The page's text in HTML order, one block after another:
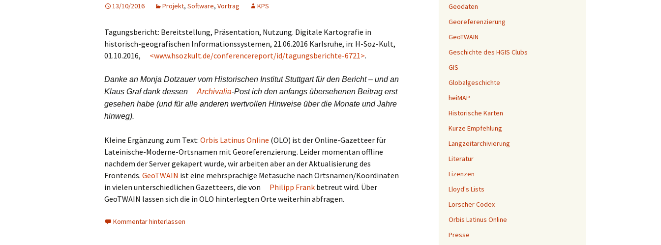
13/10/2016 Projekt, Software, Vortrag KPS
Tagungsbericht: Bereitstellung, Präsentation, Nutzung. Digitale Kartografie in
historisch-geografischen Informationssystemen, 21.06.2016 Karlsruhe, in: H-Soz-Kult,
01.10.2016,
<www.hsozkult.de/conferencereport/id/tagungsberichte-6721>.
Danke an Monja Dotzauer vom Historischen Institut Stuttgart für den Bericht – und an
Klaus Graf dank dessen
Archivalia-Post ich den anfangs übersehenen Beitrag erst
gesehen habe (und für alle anderen wertvollen Hinweise über die Monate und Jahre
hinweg).
Kleine Ergänzung zum Text: Orbis Latinus Online (OLO) ist der Online-Gazetteer für
Lateinische-Moderne-Ortsnamen mit Georeferenzierung. Leider momentan offline
nachdem der Server gekapert wurde, wir arbeiten aber an der Aktualisierung des
Frontends. GeoTWAIN ist eine mehrsprachige Metasuche nach Ortsnamen/Koordinaten
in vielen unterschiedlichen Gazetteers, die von
Philipp Frankbetreut wird. Über
GeoTWAIN lassen sich die in OLO hinterlegten Orte weiterhin abfragen.
Kommentar hinterlassen
Geodaten
Georeferenzierung
GeoTWAIN
Geschichte des HGIS Clubs
GIS
Globalgeschichte
heiMAP
Historische Karten
Kurze Empfehlung
Langzeitarchivierung
Literatur
Lizenzen
Lloyd's Lists
Lorscher Codex
Orbis Latinus Online
Presse